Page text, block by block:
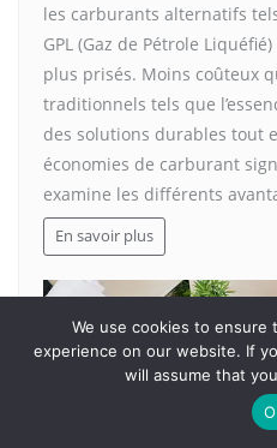
les carburants alternatifs
GPL (Gaz de Pétrole
plus prisés. Moins coûteux
traditionnels tels que
des solutions durables tout
économies de carburant
examine les différents
En savoir plus
We use cookies to
experience on our website. If
will assume that